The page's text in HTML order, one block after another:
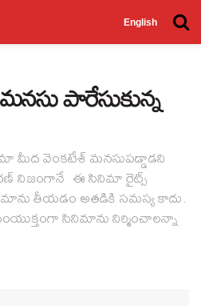
English
మనసు పారేసుకున్న
మీద వెంకటేశ్ మనసుపడ్డాడని
నిజంగానే ఈ సినిమా రైట్స్
తీయడం అతడికి సమస్య కాదు.
సినిమాను నిర్మించాలన్నా